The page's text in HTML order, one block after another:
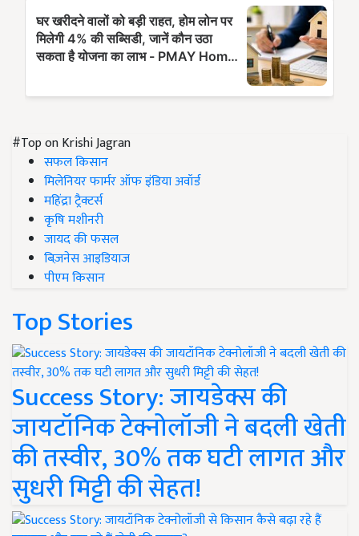
#Top on Krishi Jagran
सफल किसान
मिलेनियर फार्मर ऑफ इंडिया अवॉर्ड
महिंद्रा ट्रैक्टर्स
कृषि मशीनरी
जायद की फसल
बिज़नेस आइडियाज
पीएम किसान
Top Stories
Success Story: जायडेक्स की
जायटॉनिक टेक्नोलॉजी ने बदली खेती
की तस्वीर, 30% तक घटी लागत और
सुधरी मिट्टी की सेहत!